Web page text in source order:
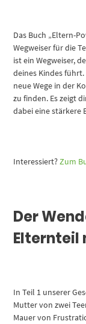
Das Buch „Eltern-
Wegweiser für die
ist ein Wegweiser,
deines Kindes
neue Wege in der
zu finden. Es zeigt
dabei eine stärkere
Interessiert? Zum
Der
Elternteil
In Teil 1 unserer
Mutter von zwei
Mauer von